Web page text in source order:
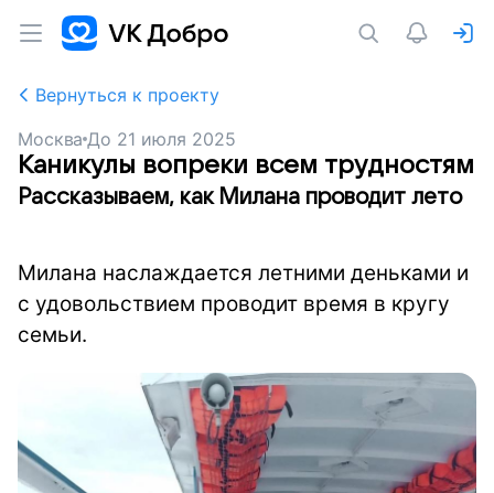
Вернуться к проекту
Москва До 21 июля 2025
Каникулы вопреки всем трудностям
Рассказываем, как Милана проводит лето
Милана наслаждается летними деньками и
с удовольствием проводит время в кругу
семьи.